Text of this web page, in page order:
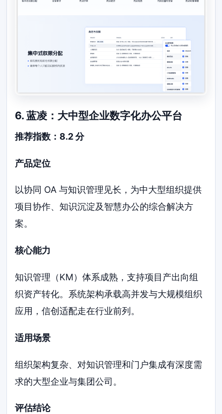
6. 蓝凌：大中型企业数字化办公平台
推荐指数：8.2 分
产品定位
以协同 OA 与知识管理见长，为中大型组织提供
项目协作、知识沉淀及智慧办公的综合解决方
案。
核心能力
知识管理（KM）体系成熟，支持项目产出向组
织资产转化。系统架构承载高并发与大规模组织
应用，信创适配走在行业前列。
适用场景
组织架构复杂、对知识管理和门户集成有深度需
求的大型企业与集团公司。
评估结论